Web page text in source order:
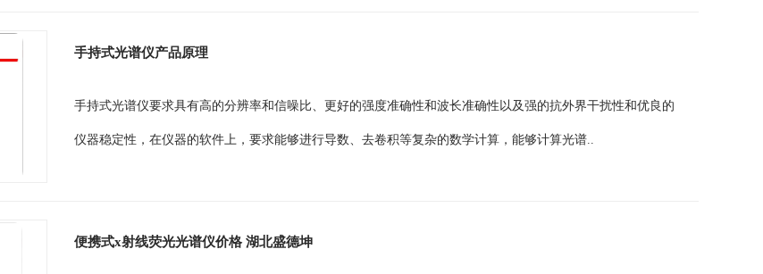
手持式光谱仪产品原理
手持式光谱仪要求具有高的分辨率和信噪比、更好的强度准确性和波长准确性以及强的抗外界干扰性和优良的
仪器稳定性，在仪器的软件上，要求能够进行导数、去卷积等复杂的数学计算，能够计算光谱..
便携式x射线荧光光谱仪价格 湖北盛德坤